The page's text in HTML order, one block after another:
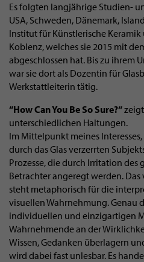
Es folgten langjährige Studien-
USA, Schweden, Dänemark,
Institut für Künstlerische Keramik
Koblenz, welches sie 2015 mit
abgeschlossen hat. Bis zu ihrem
war sie dort als Dozentin für
Werkstattleiterin tätig.
“How Can You Be So Sure?“
unterschiedlichen Haltungen.
Im Mittelpunkt meines
durch das Glas verzerrten
Prozesse, die durch Irritation des
Betrachter angeregt werden.
steht metaphorisch für die
visuellen Wahrnehmung. Genau
individuellen und einzigartigen
Wahrnehmende an der
Wissen, Gedanken überlagern
wird dabei fast unlesbar. Es